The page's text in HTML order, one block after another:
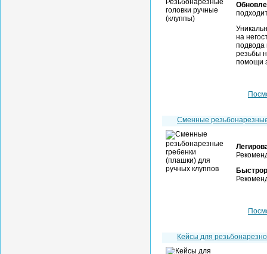
на
подвода
резьбы
помощи
Сменные
Кейсы для